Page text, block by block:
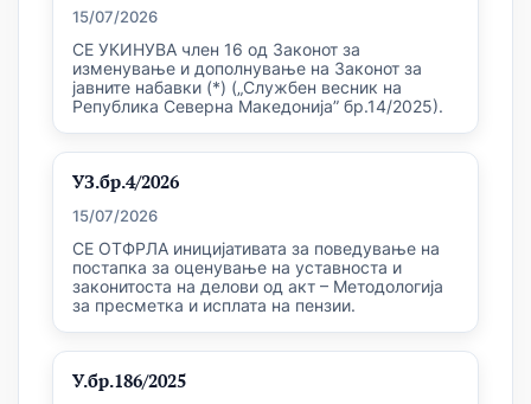
15/07/2026
СЕ УКИНУВА член 16 од Законот за
изменување и дополнување на Законот за
јавните набавки (*) („Службен весник на
Република Северна Македонија” бр.14/2025).
УЗ.бр.4/2026
15/07/2026
СЕ ОТФРЛА иницијативата за поведување на
постапка за оценување на уставноста и
законитоста на делови од акт – Методологија
за пресметка и исплата на пензии.
У.бр.186/2025